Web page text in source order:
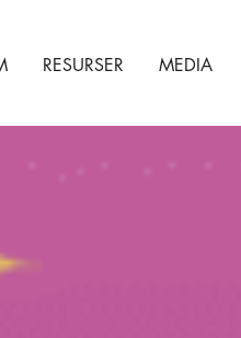
RESURSER MEDIA